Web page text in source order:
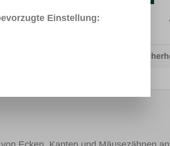
RAL 3000
Feuerrot
Einstellung: